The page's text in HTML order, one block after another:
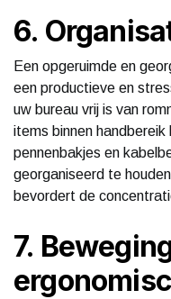
6.
Een opgeruimde en
een productieve en
uw bureau vrij is van
items binnen
pennenbakjes en
georganiseerd te
bevordert de
7.